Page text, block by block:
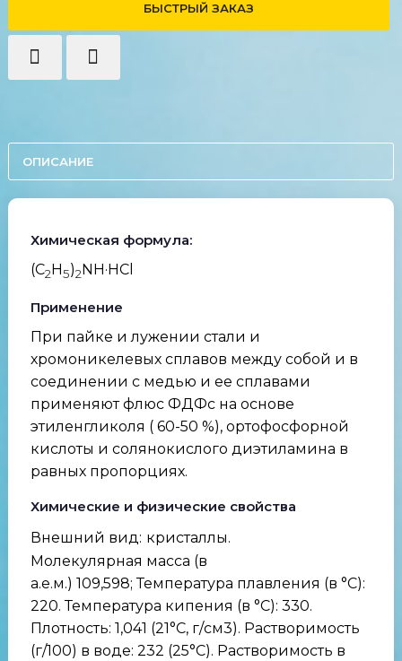
БЫСТРЫЙ ЗАКАЗ
ОПИСАНИЕ
Химическая формула:
(C2H5)2NH·HCl
Применение
При пайке и лужении стали и
хромоникелевых сплавов между собой и в
соединении с медью и ее сплавами
применяют флюс ФДФс на основе
этиленгликоля ( 60-50 %), ортофосфорной
кислоты и солянокислого диэтиламина в
равных пропорциях.
Химические и физические свойства
Внешний вид: кристаллы.
Молекулярная масса (в
а.е.м.) 109,598; Температура плавления (в °C):
220. Температура кипения (в °C): 330.
Плотность: 1,041 (21°C, г/см3). Растворимость
(г/100) в воде: 232 (25°C). Растворимость в